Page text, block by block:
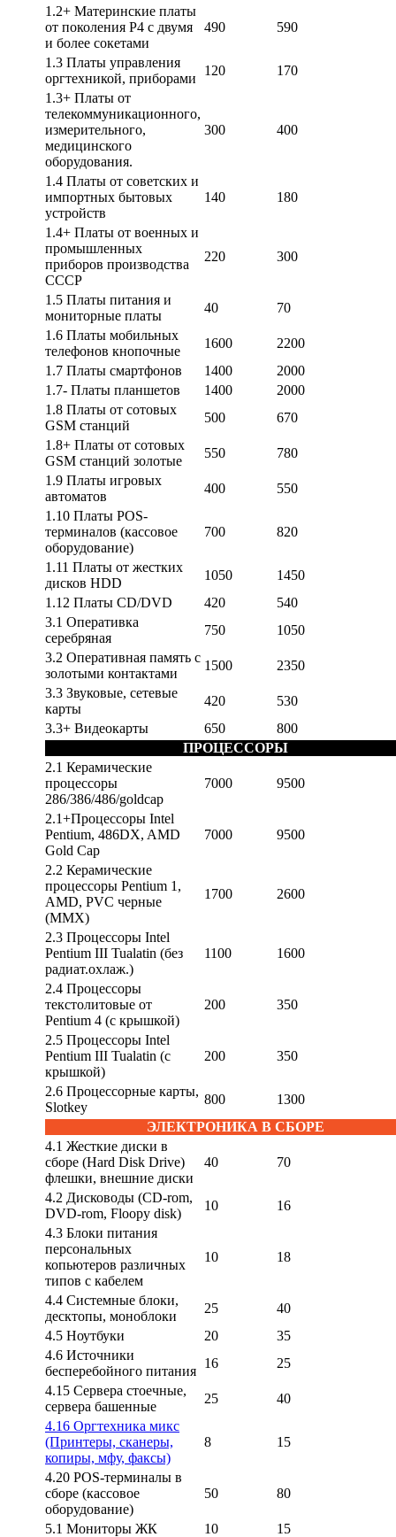
1.2+ Материнские платы
от поколения P4 с двумя
и более сокетами
490 590
1.3 Платы управления
оргтехникой, приборами
120
170
1.3+ Платы от
телекоммуникационного,
измерительного,
медицинского
оборудования.
300 400
1.4 Платы от советских и
импортных бытовых
устройств
140 180
1.4+ Платы от военных и
промышленных
приборов производства
СССР
220 300
1.5 Платы питания и
мониторные платы
40
70
1.6 Платы мобильных
телефонов кнопочные
1600
2200
1.7 Платы смартфонов
1400
2000
1.7- Платы планшетов
1400
2000
1.8 Платы от сотовых
GSM станций
500
670
1.8+ Платы от сотовых
GSM станций золотые
550
780
1.9 Платы игровых
автоматов
400
550
1.10 Платы POS-
терминалов (кассовое
оборудование)
700 820
1.11 Платы от жестких
дисков HDD
1050
1450
1.12 Платы CD/DVD
420
540
3.1 Оперативка
серебряная
750
1050
3.2 Оперативная память с
золотыми контактами
1500
2350
3.3 Звуковые, сетевые
карты
420
530
3.3+ Видеокарты
650
800
ПРОЦЕССОРЫ
2.1 Керамические
процессоры
286/386/486/goldcap
7000 9500
2.1+Процессоры Intel
Pentium, 486DX, AMD
Gold Cap
7000 9500
2.2 Керамические
процессоры Pentium 1,
AMD, PVC черные
(ММХ)
1700 2600
2.3 Процессоры Intel
Pentium III Tualatin (без
радиат.охлаж.)
1100 1600
2.4 Процессоры
текстолитовые от
Pentium 4 (c крышкой)
200 350
2.5 Процессоры Intel
Pentium III Tualatin (с
крышкой)
200 350
2.6 Процессорные карты,
Slotkey
800
1300
ЭЛЕКТРОНИКА В СБОРЕ
4.1 Жесткие диски в
сборе (Hard Disk Drive)
флешки, внешние диски
40 70
4.2 Дисководы (CD-rom,
DVD-rom, Floopy disk)
10
16
4.3 Блоки питания
персональных
копьютеров различных
типов с кабелем
10 18
4.4 Системные блоки,
десктопы, моноблоки
25
40
4.5 Ноутбуки
20
35
4.6 Источники
бесперебойного питания
16
25
4.15 Сервера стоечные,
сервера башенные
25
40
4.16 Оргтехника микс
(Принтеры, сканеры,
копиры, мфу, факсы)
8 15
4.20 POS-терминалы в
сборе (кассовое
оборудование)
50 80
5.1 Мониторы ЖК 10 15